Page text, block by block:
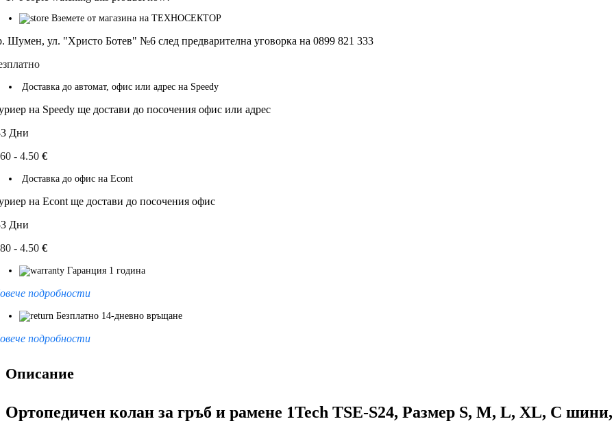
Вземете от магазина на ТЕХНОСЕКТОР
Шумен, ул. "Христо Ботев" №6 след предварителна уговорка на 0899 821 333
Доставка до автомат, офис или адрес на Speedy
на Speedy ще достави до посочения офис или адрес
Дни
- 4.50 €
Доставка до офис на Econt
на Econt ще достави до посочения офис
Дни
- 4.50 €
Гаранция 1 година
подробности
Безплатно 14-дневно връщане
подробности
Описание
Ортопедичен колан за гръб и рамене 1Tech TSE-S24, Размер S, M, L, XL, С шини,